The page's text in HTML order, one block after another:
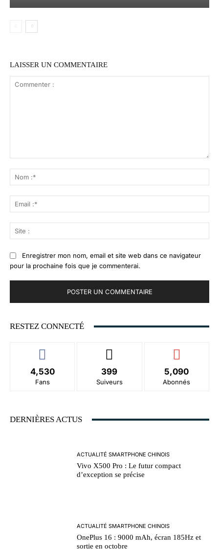
LAISSER UN COMMENTAIRE
:*
:*
:
Enregistrer mon nom, email et site web dans ce navigateur
pour la prochaine fois que je commenterai.
RESTEZ CONNECTÉ
4,530
Fans
399
Suiveurs
5,090
Abonnés
DERNIÈRES ACTUS
ACTUALITÉ SMARTPHONE CHINOIS
Vivo X500 Pro : Le futur compact
d’exception se précise
ACTUALITÉ SMARTPHONE CHINOIS
OnePlus 16 : 9000 mAh, écran 185Hz et
sortie en octobre